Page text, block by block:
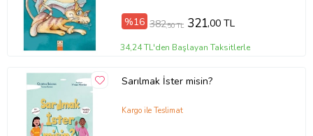
Ürün Kodu:kcm86909800
%16 382,50 TL 321,00 TL
34,24 TL'den Başlayan Taksitlerle
Sarılmak İster misin?
Kargo ile Teslimat